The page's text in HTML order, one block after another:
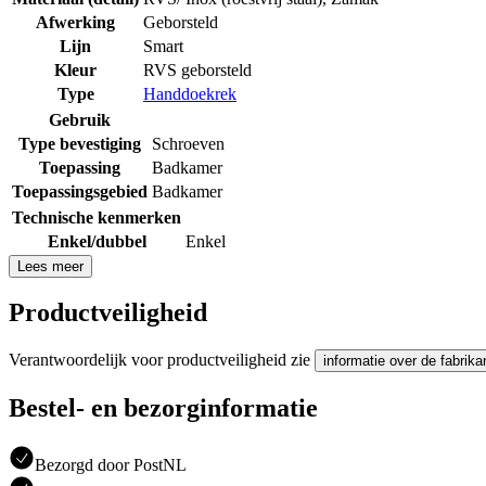
Afwerking
Geborsteld
Lijn
Smart
Kleur
RVS geborsteld
Type
Handdoekrek
Gebruik
Type bevestiging
Schroeven
Toepassing
Badkamer
Toepassingsgebied Badkamer
Technische kenmerken
Enkel/dubbel
Enkel
Lees meer
Productveiligheid
Verantwoordelijk voor productveiligheid zie informatie over de
Bestel- en bezorginformatie
Bezorgd door PostNL